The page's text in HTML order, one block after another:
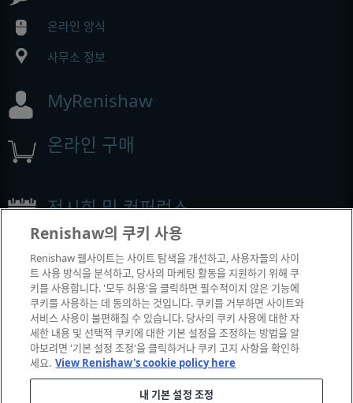
온라인 양식
사무소 정보
MyRenishaw
온라인 구매
전시회 및 컨퍼런스
Renishaw에서 참석하는 이벤트
Renishaw의 쿠키 사용
Renishaw 웹사이트는 사이트 탐색을 개선하고, 사용자들의 사이
트 사용 방식을 분석하고, 당사의 마케팅 활동을 지원하기 위해 쿠
키를 사용합니다. '모두 허용'을 클릭하면 필수적이지 않은 기능에
쿠키를 사용하는 데 동의하는 것입니다. 쿠키를 거부하면 사이트와
서비스 사용이 불편해질 수 있습니다. 당사의 쿠키 사용에 대한 자
세한 내용 및 선택적 쿠키에 대한 기본 설정을 조정하는 방법을 알
아보려면 '기본 설정 조정'을 클릭하거나 쿠키 고지 사항을 확인하
세요. View Renishaw's cookie policy here
내 기본 설정 조정